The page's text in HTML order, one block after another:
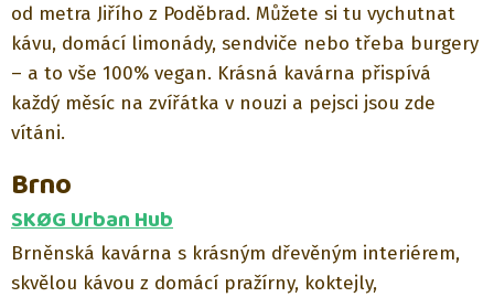
od metra Jiřího z Poděbrad. Můžete si tu vychutnat
kávu, domácí limonády, sendviče nebo třeba burgery
– a to vše 100% vegan. Krásná kavárna přispívá
každý měsíc na zvířátka v nouzi a pejsci jsou zde
vítáni.
Brno
SKØG Urban Hub
Brněnská kavárna s krásným dřevěným interiérem,
skvělou kávou z domácí pražírny, koktejly,